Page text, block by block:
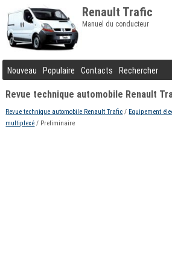
Renault Trafic
Manuel du conducteur
Nouveau Populaire Contacts Rechercher
Revue technique automobile Renault
Revue technique automobile Renault Trafic / Equipement
multiplexé / Preliminaire